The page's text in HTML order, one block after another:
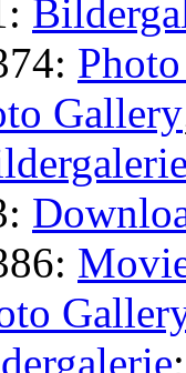
Gallery